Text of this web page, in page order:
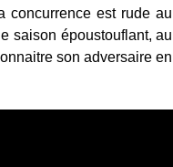
concurrence est rude au
saison époustouflant, au
son adversaire en